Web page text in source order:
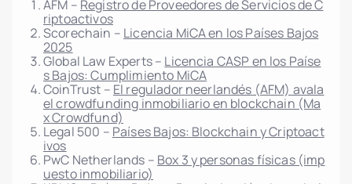
AFM – Registro de Proveedores de Servicios de C
riptoactivos
Scorechain – Licencia MiCA en los Países Bajos
2025
Global Law Experts – Licencia CASP en los Paíse
s Bajos: Cumplimiento MiCA
CoinTrust – El regulador neerlandés (AFM) avala
el crowdfunding inmobiliario en blockchain (Ma
x Crowdfund)
Legal 500 – Países Bajos: Blockchain y Criptoact
ivos
PwC Netherlands – Box 3 y personas físicas (imp
uesto inmobiliario)